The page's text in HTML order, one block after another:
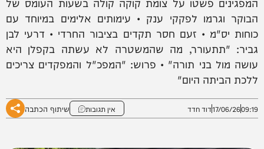
הבוקר וגרמו לפקקי ענק • עימותים אלימים במיוחד עם
כוחות יס"מ • זעם חסר תקדים בציבור החרדי • דרעי לבן
גביר: "תתעורר, מה שהמשטרה לא עשתה בקפלן היא
עושה מול בני תורה" • פרוש: "המפכ"ל והמפקדים צריכים
ללכת הביתה היום"
09:19
17/06/26דוד חדד אין תגובות שיתוף הכתבה